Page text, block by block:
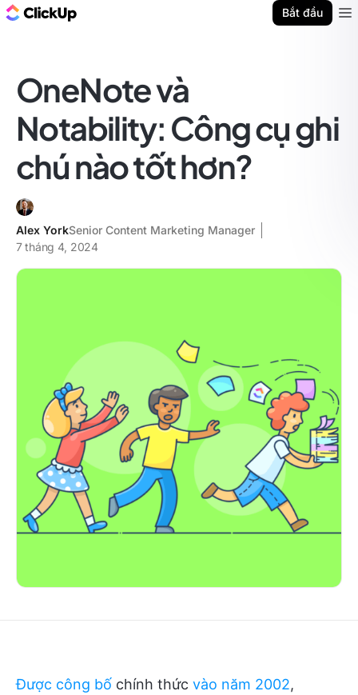
Bắt đầu
OneNote và
Notability: Công cụ ghi
chú nào tốt hơn?
Alex YorkSenior Content Marketing Manager
7 tháng 4, 2024
Được công bố chính thức vào năm 2002,